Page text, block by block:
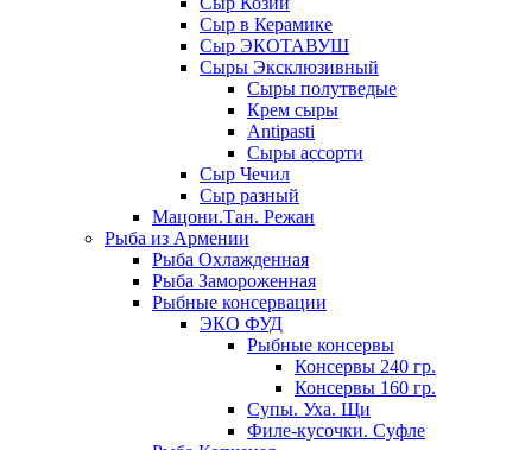
Сыр в Керамике
Сыр ЭКОТАВУШ
Сыры Эксклюзивный
Сыры полутведые
Крем сыры
Antipasti
Сыры ассорти
Сыр Чечил
Сыр разный
Мацони.Тан. Режан
Рыба из Армении
Рыба Охлажденная
Рыба Замороженная
Рыбные консервации
ЭКО ФУД
Рыбные консервы
Консервы 240 гр.
Консервы 160 гр.
Супы. Уха. Щи
Филе-кусочки. Суфле